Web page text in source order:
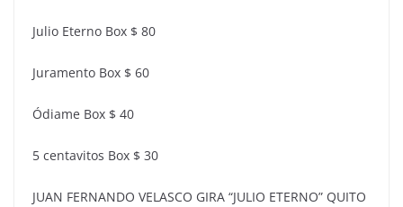
Julio Eterno Box $ 80
Juramento Box $ 60
Ódiame Box $ 40
5 centavitos Box $ 30
JUAN FERNANDO VELASCO GIRA “JULIO ETERNO” QUITO